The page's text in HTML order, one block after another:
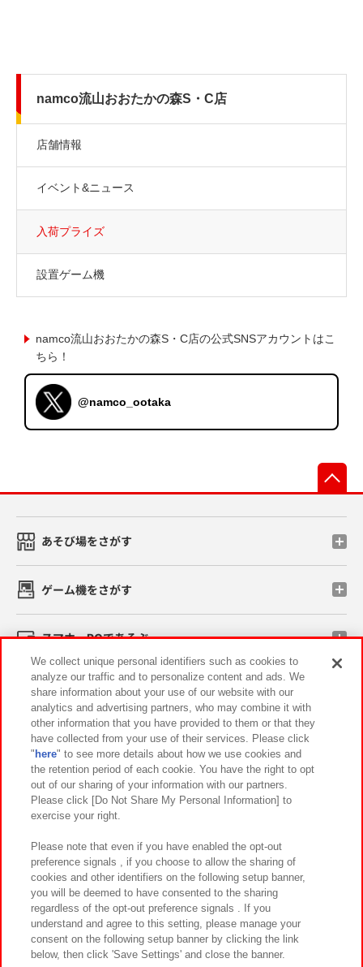
namco流山おおたかの森S・C店
店舗情報
イベント&ニュース
入荷プライズ
設置ゲーム機
namco流山おおたかの森S・C店の公式SNSアカウントはこ
ちら！
@namco_ootaka
あそび場をさがす
ゲーム機をさがす
スマホ・PCであそぶ
イベント・キャンペーン
関連会社 サステナビリティ サイトポリシー
プライバシーポリシー ウェブアクセシビリティ方針と検証結果
お取引先さまとともに
カスタマーハラスメント対応方針 よくあるご質問・お問い合わせ
©Bandai Namco Amusement Inc.
We collect unique personal identifiers such as cookies to
analyze our traffic and to personalize content and ads. We
share information about your use of our website with our
analytics and advertising partners, who may combine it with
other information that you have provided to them or that they
have collected from your use of their services. Please click
" here" to see more details about how we use cookies and
the retention period of each cookie. You have the right to opt
out of our sharing of your information with our partners.
Please click [Do Not Share My Personal Information] to
exercise your right.
Please note that even if you have enabled the opt-out
preference signals , if you choose to allow the sharing of
cookies and other identifiers on the following setup banner,
you will be deemed to have consented to the sharing
regardless of the opt-out preference signals . If you
understand and agree to this setting, please manage your
consent on the following setup banner by clicking the link
below, then click 'Save Settings' and close the banner.